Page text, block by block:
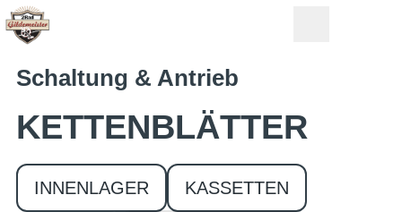
Schaltung & Antrieb
KETTENBLÄTTER
INNENLAGER KASSETTEN